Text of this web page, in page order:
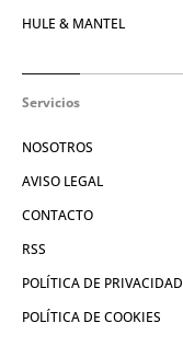
HULE & MANTEL
Servicios
NOSOTROS
AVISO LEGAL
CONTACTO
RSS
POLÍTICA DE PRIVACIDAD
POLÍTICA DE COOKIES